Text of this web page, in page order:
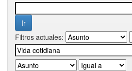
Filtros actuales: